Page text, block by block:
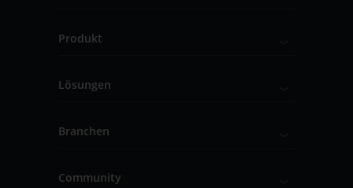
Produkt
Lösungen
Branchen
Community